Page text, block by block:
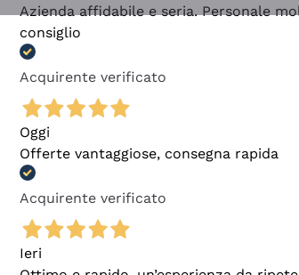
Azienda affidabile e seria. Personale
consiglio
Acquirente verificato
Oggi
Offerte vantaggiose, consegna rapida
Acquirente verificato
Ieri